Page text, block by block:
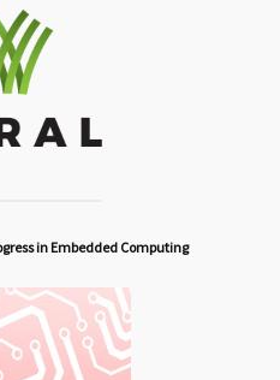
in Embedded Computing